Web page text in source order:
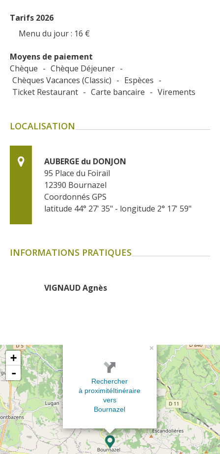
Tarifs 2026
Menu du jour : 16 €
Moyens de paiement
Chèque - Chèque Déjeuner -
Chèques Vacances (Classic) - Espèces -
Ticket Restaurant - Carte bancaire - Virements
LOCALISATION
AUBERGE du DONJON
95 Place du Foirail
12390 Bournazel
Coordonnés GPS
latitude 44° 27' 35" - longitude 2° 17' 59"
INFORMATIONS PRATIQUES
VIGNAUD Agnès
×
Rechercher
à proximitéItinéraire
vers
Bournazel
+
-